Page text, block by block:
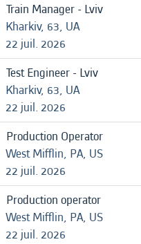
Train Manager - Lviv
Kharkiv, 63, UA
22 juil. 2026
Test Engineer - Lviv
Kharkiv, 63, UA
22 juil. 2026
Production Operator
West Mifflin, PA, US
22 juil. 2026
Production operator
West Mifflin, PA, US
22 juil. 2026